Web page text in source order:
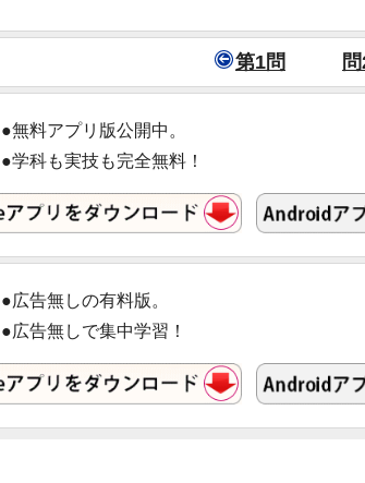
第1問
●無料アプリ版公開中。
●学科も実技も完全無料！
●広告無しの有料版。
●広告無しで集中学習！